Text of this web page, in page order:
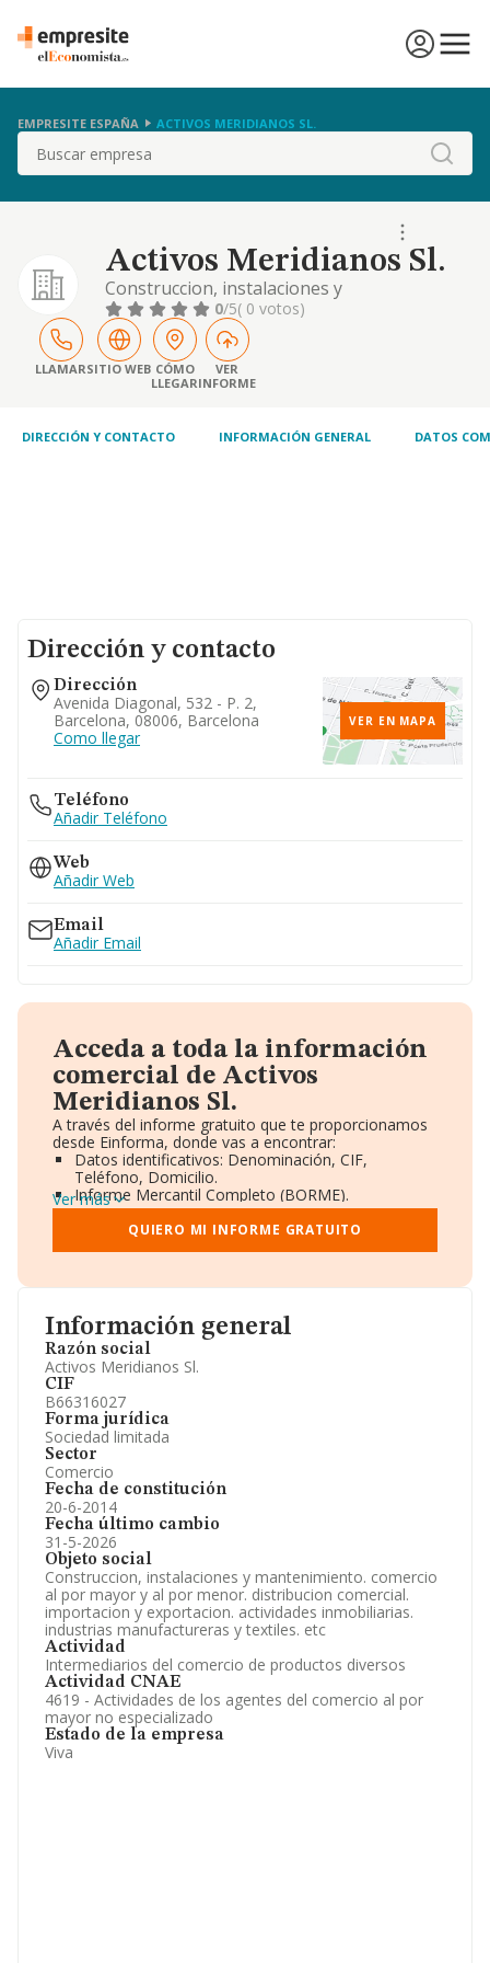
EMPRESITE ESPAÑA ACTIVOS MERIDIANOS SL.
Buscar
Activos Meridianos Sl.
Construccion, instalaciones y
mantenimiento. comercio al por mayor y al
por menor. distribucion comercial.
importacion y exportacion. actividades
inmobiliarias. industrias manufactureras y
textiles. etc
0/5( 0 votos)
LLAMARSITIO WEB CÓMO
LLEGAR
VER
INFORME
DIRECCIÓN Y CONTACTO INFORMACIÓN GENERAL DATOS
Información general
Razón social
Activos Meridianos Sl.
CIF
B66316027
Forma jurídica
Sociedad limitada
Sector
Comercio
Fecha de constitución
20-6-2014
Fecha último cambio
31-5-2026
Objeto social
Construccion, instalaciones y mantenimiento. comercio
al por mayor y al por menor. distribucion comercial.
importacion y exportacion. actividades inmobiliarias.
industrias manufactureras y textiles. etc
Actividad
Intermediarios del comercio de productos diversos
Actividad CNAE
4619 - Actividades de los agentes del comercio al por
mayor no especializado
Estado de la empresa
Viva
Dirección y contacto
Dirección
Avenida Diagonal, 532 - P. 2,
Barcelona, 08006, Barcelona
Como llegar
VER EN MAPA
Teléfono
Añadir Teléfono
Web
Añadir Web
Email
Añadir Email
Acceda a toda la información
comercial de Activos
Meridianos Sl.
A través del informe gratuito que te proporcionamos
desde Einforma, donde vas a encontrar:
Datos identificativos: Denominación, CIF,
Teléfono, Domicilio.
Informe Mercantil Completo (BORME).
Gráficos de Evolución Ventas y Empleados.
Consejo de Administración y Administradores.
Directivos y Ejecutivos.
Información oficial y registral complementaria.
Ver más
QUIERO MI INFORME GRATUITO